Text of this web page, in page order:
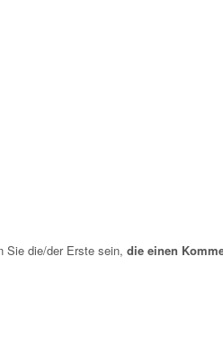
Sie die/der Erste sein, die einen